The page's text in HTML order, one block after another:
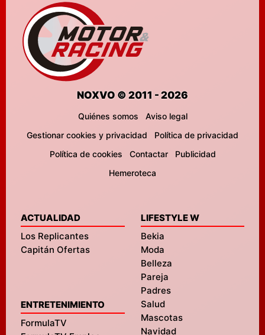
NOXVO © 2011 - 2026
Quiénes somos
Aviso legal
Gestionar cookies y privacidad
Política de privacidad
Política de cookies
Contactar
Publicidad
Hemeroteca
ACTUALIDAD
Los Replicantes
Capitán Ofertas
ENTRETENIMIENTO
FormulaTV
LIFESTYLE W
Bekia
Moda
Belleza
Pareja
Padres
Salud
Mascotas
Navidad